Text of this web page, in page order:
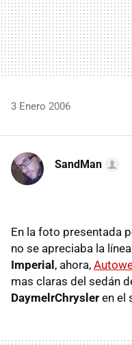
3 Enero 2006
SandMan
En la foto presentada
no se apreciaba la
Imperial , ahora,
mas claras del sedán
DaymelrChrysler en el